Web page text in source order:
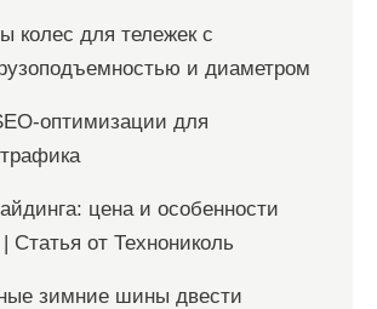
колес для тележек с
и диаметром
оптимизации для
цена и особенности
Статья от Технониколь
зимние шины двести